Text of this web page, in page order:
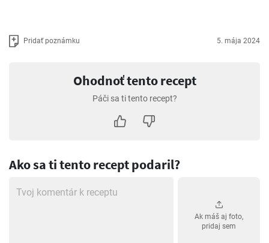
Pridať poznámku 5. mája 2024
Ohodnoť tento recept
Páči sa ti tento recept?
Ako sa ti tento recept podaril?
Ak máš aj foto,
pridaj sem